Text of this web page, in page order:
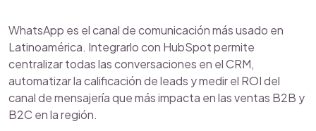
WhatsApp es el canal de comunicación más usado en
Latinoamérica. Integrarlo con HubSpot permite
centralizar todas las conversaciones en el CRM,
automatizar la calificación de leads y medir el ROI del
canal de mensajería que más impacta en las ventas B2B y
B2C en la región.